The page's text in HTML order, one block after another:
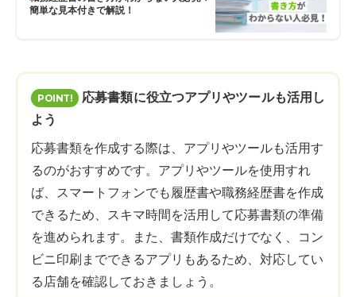
簡単な見本付きで解説！
応募書類に役立つアプリやツールも活用し
よう
応募書類を作成する際は、アプリやツールも活用す
るのがおすすめです。アプリやツールを使用すれ
ば、スマートフォンでも履歴書や職務経歴書を作成
できるため、スキマ時間を活用して応募書類の準備
を進められます。また、書類作成だけでなく、コン
ビニ印刷までできるアプリもあるため、対応してい
る店舗を確認しておきましょう。